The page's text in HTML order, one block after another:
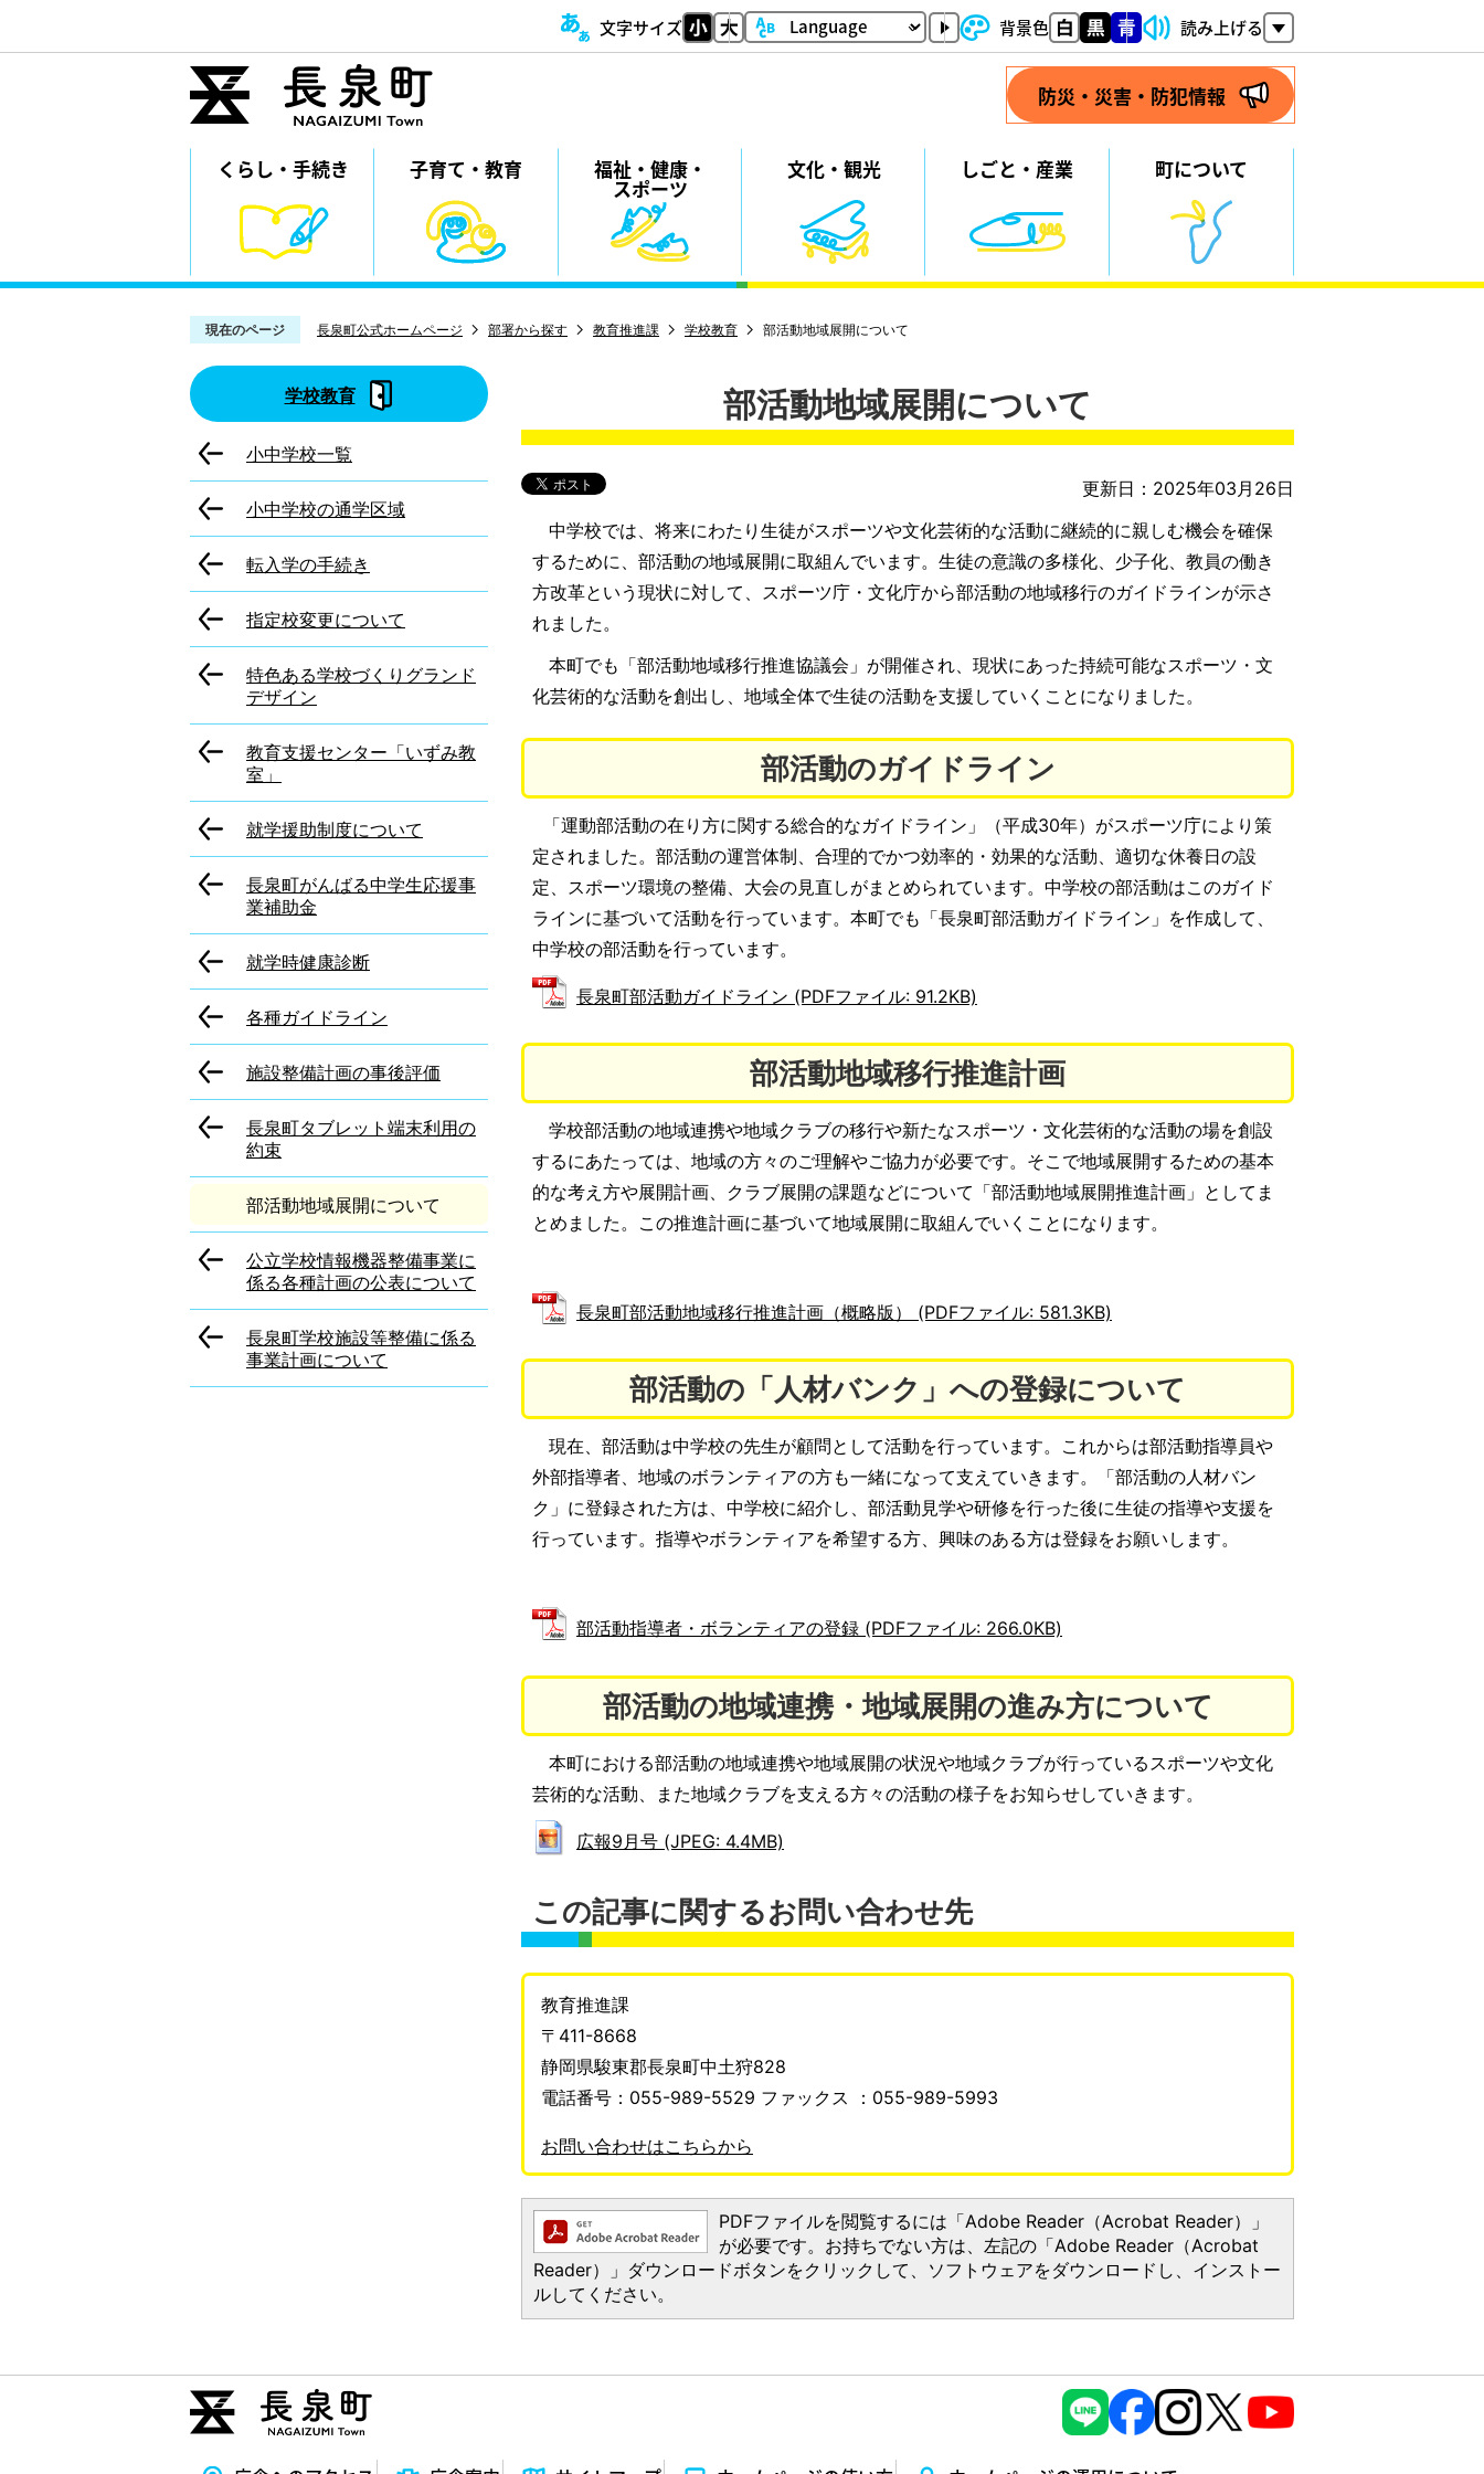
文字サイズ 背景色 読み上げる
防災・災害・防犯情報
くらし・ ⼿続き 子育て・教育 福祉・ 健康・
スポーツ
⽂化・ 観光 しごと・産業 町について
現在のページ 長泉町公式ホームページ 部署から探す 教育推進課 学校教育 部活動地域展開について
学校教育
小中学校一覧
小中学校の通学区域
転入学の手続き
指定校変更について
特色ある学校づくりグランド
デザイン
教育支援センター「いずみ教
室」
就学援助制度について
長泉町がんばる中学生応援事
業補助金
就学時健康診断
各種ガイドライン
施設整備計画の事後評価
長泉町タブレット端末利用の
約束
部活動地域展開について
公立学校情報機器整備事業に
係る各種計画の公表について
長泉町学校施設等整備に係る
事業計画について
部活動地域展開について
更新日：2025年03月26日
中学校では、将来にわたり生徒がスポーツや文化芸術的な活動に継続的に親しむ機会を確保
するために、部活動の地域展開に取組んでいます。生徒の意識の多様化、少子化、教員の働き
方改革という現状に対して、スポーツ庁・文化庁から部活動の地域移行のガイドラインが示さ
れました。
本町でも「部活動地域移行推進協議会」が開催され、現状にあった持続可能なスポーツ・文
化芸術的な活動を創出し、地域全体で生徒の活動を支援していくことになりました。
部活動のガイドライン
「運動部活動の在り方に関する総合的なガイドライン」（平成30年）がスポーツ庁により策
定されました。部活動の運営体制、合理的でかつ効率的・効果的な活動、適切な休養日の設
定、スポーツ環境の整備、大会の見直しがまとめられています。中学校の部活動はこのガイド
ラインに基づいて活動を行っています。本町でも「長泉町部活動ガイドライン」を作成して、
中学校の部活動を行っています。
長泉町部活動ガイドライン (PDFファイル: 91.2KB)
部活動地域移行推進計画
学校部活動の地域連携や地域クラブの移行や新たなスポーツ・文化芸術的な活動の場を創設
するにあたっては、地域の方々のご理解やご協力が必要です。そこで地域展開するための基本
的な考え方や展開計画、クラブ展開の課題などについて「部活動地域展開推進計画」としてま
とめました。この推進計画に基づいて地域展開に取組んでいくことになります。
長泉町部活動地域移行推進計画（概略版） (PDFファイル: 581.3KB)
部活動の「人材バンク」への登録について
現在、部活動は中学校の先生が顧問として活動を行っています。これからは部活動指導員や
外部指導者、地域のボランティアの方も一緒になって支えていきます。「部活動の人材バン
ク」に登録された方は、中学校に紹介し、部活動見学や研修を行った後に生徒の指導や支援を
行っています。指導やボランティアを希望する方、興味のある方は登録をお願いします。
部活動指導者・ボランティアの登録 (PDFファイル: 266.0KB)
部活動の地域連携・地域展開の進み方について
本町における部活動の地域連携や地域展開の状況や地域クラブが行っているスポーツや文化
芸術的な活動、また地域クラブを支える方々の活動の様子をお知らせしていきます。
広報9月号 (JPEG: 4.4MB)
この記事に関するお問い合わせ先
教育推進課
〒411-8668
静岡県駿東郡長泉町中土狩828
電話番号：055-989-5529 ファックス ：055-989-5993
お問い合わせはこちらから
PDFファイルを閲覧するには「Adobe Reader（Acrobat Reader）」
が必要です。お持ちでない方は、左記の「Adobe Reader（Acrobat
Reader）」ダウンロードボタンをクリックして、ソフトウェアをダウンロードし、インストー
ルしてください。